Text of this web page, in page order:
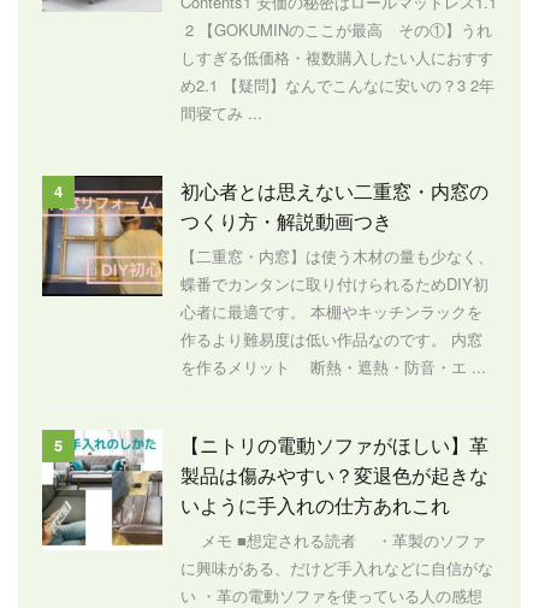
2 【GOKUMINのここが最高 その①】うれ
しすぎる低価格・複数購入したい人におすす
め2.1 【疑問】なんでこんなに安いの？3 2年
間寝てみ ...
4
初心者とは思えない二重窓・内窓の
つくり方・解説動画つき
【二重窓・内窓】は使う木材の量も少なく、
蝶番でカンタンに取り付けられるためDIY初
心者に最適です。 本棚やキッチンラックを
作るより難易度は低い作品なのです。 内窓
を作るメリット 断熱・遮熱・防音・エ ...
5
【ニトリの電動ソファがほしい】革
製品は傷みやすい？変退色が起きな
いように手入れの仕方あれこれ
メモ ■想定される読者 ・革製のソファ
に興味がある、だけど手入れなどに自信がな
い ・革の電動ソファを使っている人の感想